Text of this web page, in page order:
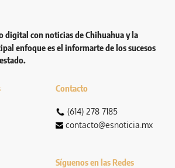
digital con noticias de Chihuahua y la
enfoque es el informarte de los sucesos
Contacto
(614) 278 7185
contacto@esnoticia.mx
Síguenos en las Redes